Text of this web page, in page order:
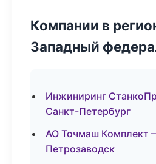
Компании в
Западный
Инжиниринг
Санкт-Петербург
АО Точмаш Комплект
Петрозаводск